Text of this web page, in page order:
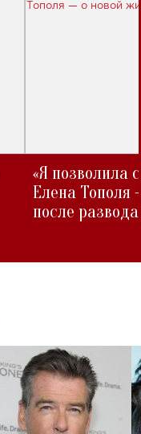
«Я позволила
Елена Тополя
после развода